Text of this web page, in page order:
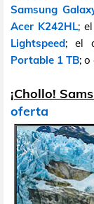
Samsung
Acer K242HL;
Lightspeed; el
Portable 1 TB;
¡Chollo!
oferta